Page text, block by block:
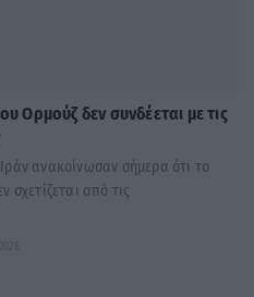
Ορμούζ δεν συνδέεται με τις
ανακοίνωσαν σήμερα ότι το
σχετίζεται από τις